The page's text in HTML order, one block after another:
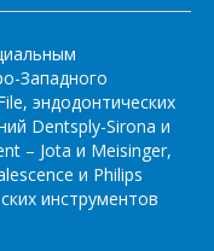
Западного
эндодонтических
Dentsply-Sirona и
– Jota и Meisinger,
и Philips
инструментов